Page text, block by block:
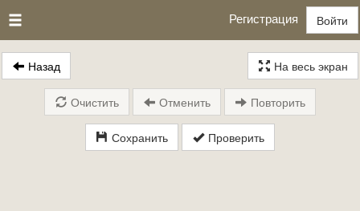
Регистрация Войти
Назад На весь экран
Сохранить Проверить
Очистить Отменить Повторить